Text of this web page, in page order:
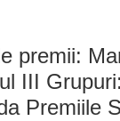
premii:
III
Premiile